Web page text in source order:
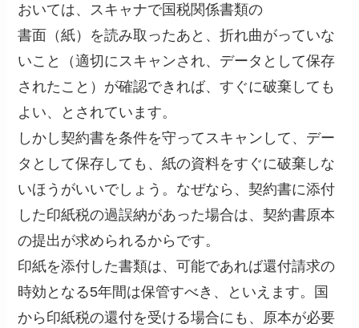
おいては、スキャナで国税関係書類の
書面（紙）を読み取ったあと、折れ曲がっていな
いこと（適切にスキャンされ、データとして保存
されたこと）が確認できれば、すぐに破棄しても
よい、とされています。
しかし契約書を条件を守ってスキャンして、デー
タとして保存しても、紙の資料をすぐに破棄しな
いほうがいいでしょう。なぜなら、契約書に添付
した印紙税の過誤納があった場合は、契約書原本
の提出が求められるからです。
印紙を添付した書類は、可能であれば還付請求の
時効となる5年間は保管すべき、といえます。国
から印紙税の還付を受ける場合にも、原本が必要